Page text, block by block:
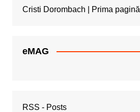
Cristi Dorombach | Prima pagină
eMAG
RSS - Posts